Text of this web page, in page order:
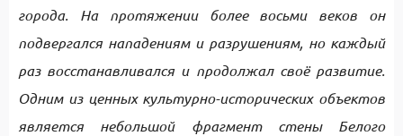
города. На протяжении более восьми веков он
подвергался нападениям и разрушениям, но каждый
раз восстанавливался и продолжал своё развитие.
Одним из ценных культурно-исторических объектов
является небольшой фрагмент стены Белого